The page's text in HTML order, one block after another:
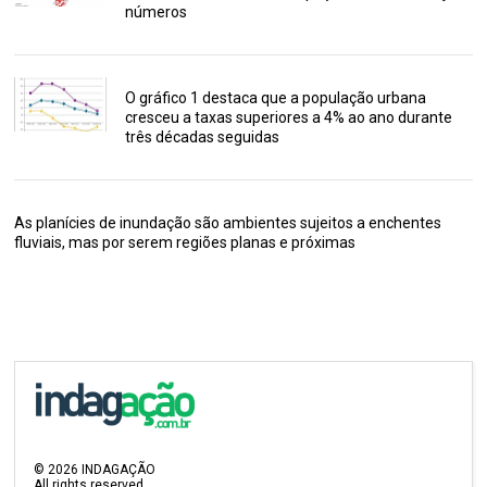
números
O gráfico 1 destaca que a população urbana
cresceu a taxas superiores a 4% ao ano durante
três décadas seguidas
As planícies de inundação são ambientes sujeitos a enchentes
fluviais, mas por serem regiões planas e próximas
©2026 INDAGAÇÃO